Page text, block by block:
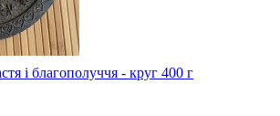
і благополуччя - круг 400 г